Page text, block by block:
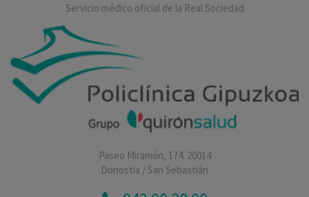
Servicio médico oficial de la Real Sociedad
Paseo Miramón, 174. 20014
Donostia / San Sebastián